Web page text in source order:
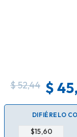
$52,44 $
DIFIÉRELO
$